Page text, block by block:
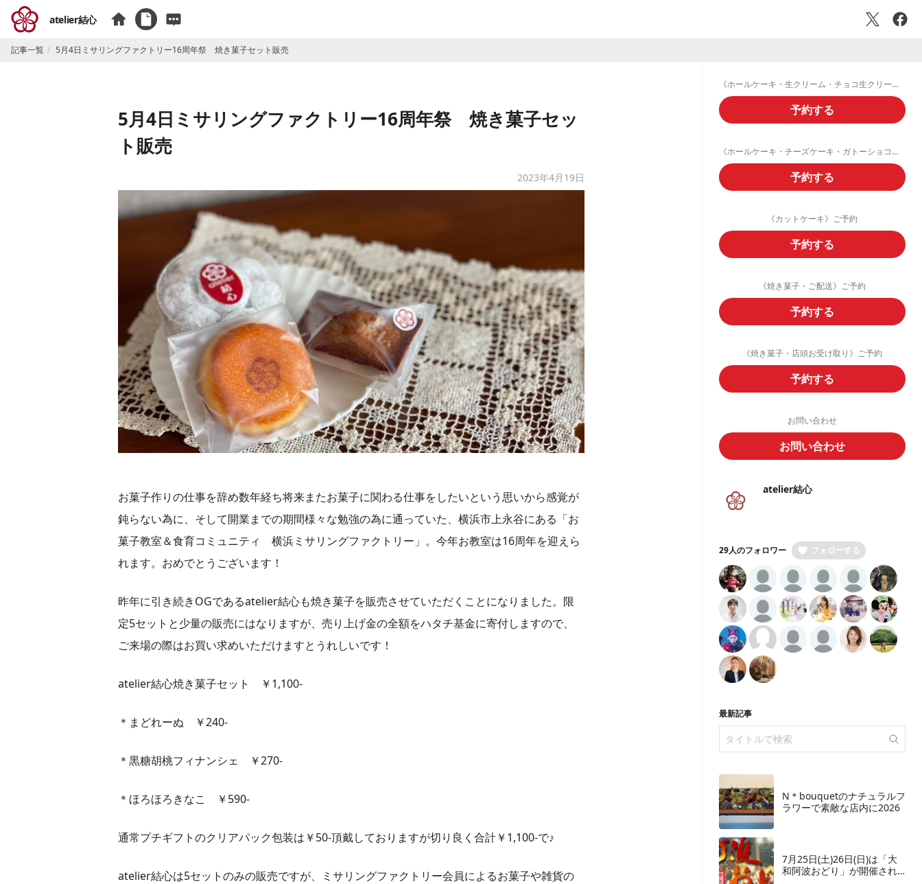
atelier結心
記事一覧 5月4日ミサリングファクトリー16周年祭 焼き菓子セット販売
5月4日ミサリングファクトリー16周年祭 焼き菓子セッ
ト販売
2023年4月19日
お菓子作りの仕事を辞め数年経ち将来またお菓子に関わる仕事をしたいという思いから感覚が
鈍らない為に、そして開業までの期間様々な勉強の為に通っていた、横浜市上永谷にある「お
菓子教室＆食育コミュニティ 横浜ミサリングファクトリー」。今年お教室は16周年を迎えら
れます。おめでとうございます！
昨年に引き続きOGであるatelier結心も焼き菓子を販売させていただくことになりました。限
定5セットと少量の販売にはなりますが、売り上げ金の全額をハタチ基金に寄付しますので、
ご来場の際はお買い求めいただけますとうれしいです！
atelier結心焼き菓子セット ￥1,100-
＊まどれーぬ ￥240-
＊黒糖胡桃フィナンシェ ￥270-
＊ほろほろきなこ ￥590-
通常プチギフトのクリアパック包装は￥50-頂戴しておりますが切り良く合計￥1,100-で♪
atelier結心は5セットのみの販売ですが、ミサリングファクトリー会員によるお菓子や雑貨の
《ホールケーキ・生クリーム・チョコ生クリームデコレーション》ご予約フォーム
予約する
《ホールケーキ・チーズケーキ・ガトーショコラ・フルーツタルト》ご予約
予約する
《カットケーキ》ご予約
予約する
《焼き菓子・ご配送》ご予約
予約する
《焼き菓子・店頭お受け取り》ご予約
予約する
お問い合わせ
お問い合わせ
atelier結心
29人のフォロワー フォローする
最新記事
N＊bouquetのナチュラルフ
ラワーで素敵な店内に2026
7月25日(土)26日(日)は「大
和阿波おどり」が開催され